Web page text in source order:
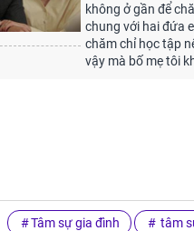
không ở gần để
chung với hai đứa
chăm chỉ học tập
vậy mà bố mẹ tôi
Tâm sự gia đình tâm